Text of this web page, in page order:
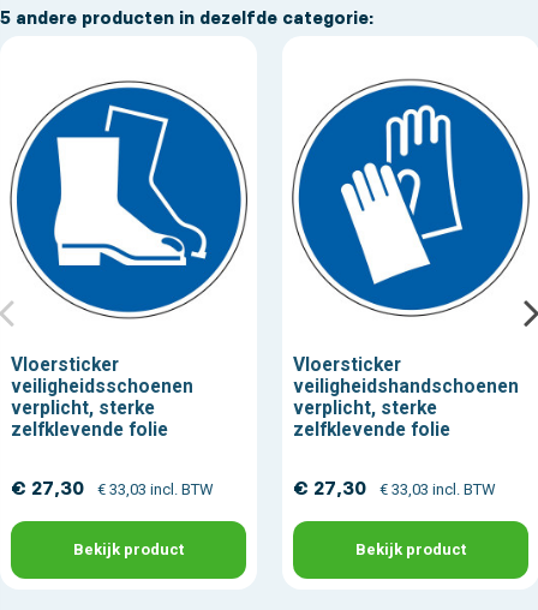
5 andere producten in dezelfde categorie:
Vloersticker
veiligheidsschoenen
verplicht, sterke
zelfklevende folie
€ 27,30 € 33,03 incl. BTW
Bekijk product
Vloersticker
veiligheidshandschoenen
verplicht, sterke
zelfklevende folie
€ 27,30 € 33,03 incl. BTW
Bekijk product